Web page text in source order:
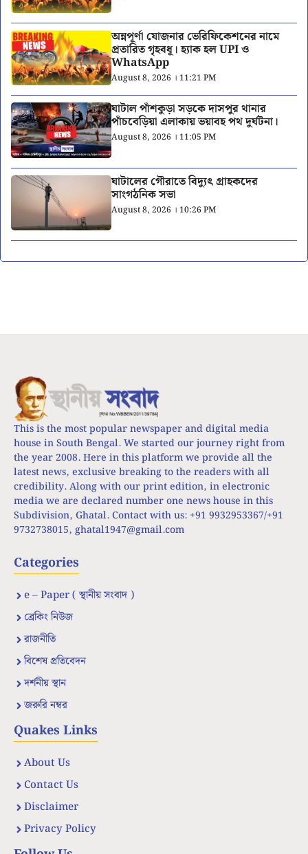
অন্নপূর্ণা যোজনার ভেরিফিকেশনের নামে
প্রতারিত গৃহবধূ। হ্যাক হল UPI ও
WhatsApp
August 8, 2026 । 11:21 PM
ঘাটাল পাঁশকুড়া সড়কে দাসপুর থানার
পাঁচবেড়িয়া এলাকায় ভয়াবহ পথ দুর্ঘটনা।
August 8, 2026 । 11:05 PM
ঘাটালের গৌরাতে বিদ্যুৎ গ্রাহকদের
সাংগঠনিক সভা
August 8, 2026 । 10:26 PM
This is the most popular newspaper and digital media
house in South Bengal. We started our journey right from
the year 2008. Here in this platform we provide all the
latest news, exclusive breaking to the readers with all
credibility. Along with our print edition, in electronic
media we are declared number one news house in this
Subdivision, Ghatal. Contact with us: +91 9932953367/+91
9732738015, ghatal1947@gmail.com
Categories
e – Paper ( স্থানীয় সংবাদ )
ব্রেকিং নিউজ
রাজনীতি
বিশেষ প্রতিবেদন
দর্শনীয় স্থান
জরুরি নম্বর
Quakes Links
About Us
Contact Us
Disclaimer
Privacy Policy